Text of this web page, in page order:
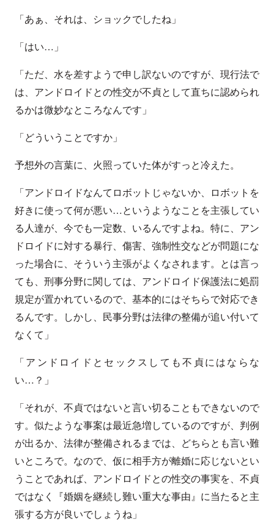
「あぁ、それは、ショックでしたね」
「はい…」
「ただ、水を差すようで申し訳ないのですが、現行法で
は、アンドロイドとの性交が不貞として直ちに認められ
るかは微妙なところなんです」
「どういうことですか」
予想外の言葉に、火照っていた体がすっと冷えた。
「アンドロイドなんてロボットじゃないか、ロボットを
好きに使って何が悪い…というようなことを主張してい
る人達が、今でも一定数、いるんですよね。特に、アン
ドロイドに対する暴行、傷害、強制性交などが問題にな
った場合に、そういう主張がよくなされます。とは言っ
ても、刑事分野に関しては、アンドロイド保護法に処罰
規定が置かれているので、基本的にはそちらで対応でき
るんです。しかし、民事分野は法律の整備が追い付いて
なくて」
「アンドロイドとセックスしても不貞にはならな
い…？」
「それが、不貞ではないと言い切ることもできないので
す。似たような事案は最近急増しているのですが、判例
が出るか、法律が整備されるまでは、どちらとも言い難
いところで。なので、仮に相手方が離婚に応じないとい
うことであれば、アンドロイドとの性交の事実を、不貞
ではなく『婚姻を継続し難い重大な事由』に当たると主
張する方が良いでしょうね」